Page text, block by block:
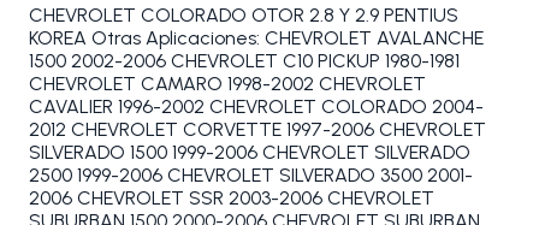
CHEVROLET COLORADO OTOR 2.8 Y 2.9 PENTIUS
KOREA Otras Aplicaciones: CHEVROLET AVALANCHE
1500 2002-2006 CHEVROLET C10 PICKUP 1980-1981
CHEVROLET CAMARO 1998-2002 CHEVROLET
CAVALIER 1996-2002 CHEVROLET COLORADO 2004-
2012 CHEVROLET CORVETTE 1997-2006 CHEVROLET
SILVERADO 1500 1999-2006 CHEVROLET SILVERADO
2500 1999-2006 CHEVROLET SILVERADO 3500 2001-
2006 CHEVROLET SSR 2003-2006 CHEVROLET